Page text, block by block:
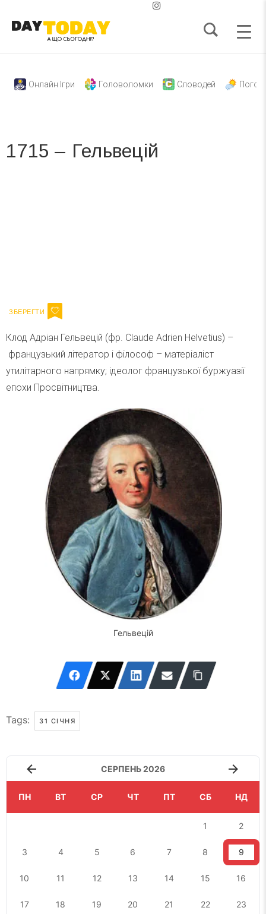
Онлайн Ігри Головоломки Словодей
1715 – Гельвецій
Клод Адріан Гельвецій (фр. Claude Adrien Helvetius) –
французький літератор і філософ – матеріаліст
утилітарного напрямку; ідеолог французької буржуазії
епохи Просвітництва.
Гельвецій
Tags: 31 СІЧНЯ
СЕРПЕНЬ 2026
ПН ВТ СР ЧТ ПТ СБ НД
1 2
3 4 5 6 7 8 9
10 11 12 13 14 15 16
17 18 19 20 21 22 23